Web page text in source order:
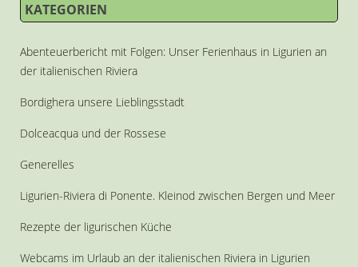
KATEGORIEN
Abenteuerbericht mit Folgen: Unser Ferienhaus in Ligurien an
der italienischen Riviera
Bordighera unsere Lieblingsstadt
Dolceacqua und der Rossese
Generelles
Ligurien-Riviera di Ponente. Kleinod zwischen Bergen und Meer
Rezepte der ligurischen Küche
Webcams im Urlaub an der italienischen Riviera in Ligurien